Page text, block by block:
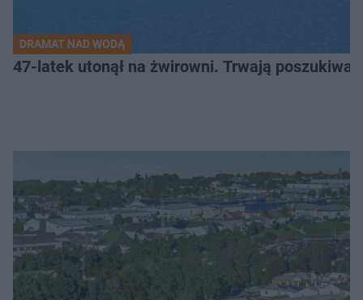
DRAMAT NAD WODĄ
47-latek utonął na żwirowni. Trwają